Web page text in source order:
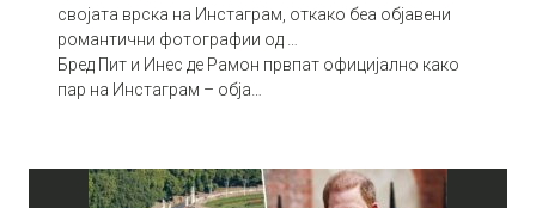
својата врска на Инстаграм, откако беа објавени
романтични фотографии од …
Бред Пит и Инес де Рамон првпат официјално како
пар на Инстаграм – обја…